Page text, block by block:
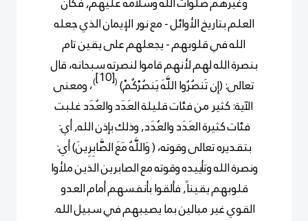
العلم بتاريخ الأوائل - مع نور الإيمان الذي جعله
الله في قلوبهم - يجعلهم على يقين تام
بنصرة الله لهم لأنهم قاموا لنصرته سبحانه، قال
تعالى: (إِن تَنصُرُوا اللَّهَ يَنصُرْكُمْ)(
[10]
)، ومعنى
الآية: كثير من فئات قليلة العَدَد والعُدَد غلبت
فئات كثيرة العَدَد والعُدَد, وذلك بإذن الله, أي:
بتقديره تعالى وقوته، ( وَاللَّهُ مَعَ الصَّابِرِينَ) أي:
ونصرة الله وتأييده وقوته مع الصابرين الذين ملأوا
قلوبهم يقيناً, فألقوا بأنفسهم أمام العدو
القوي غير مبالين بما يصيبهم في سبيل الله.